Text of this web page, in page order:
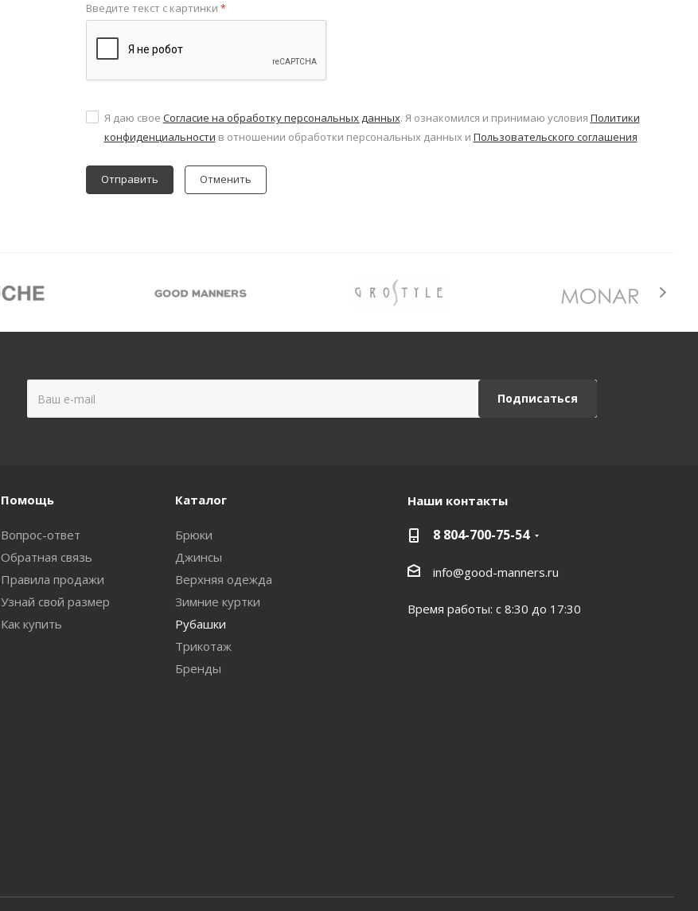
Введите текст с картинки *
Я даю свое Согласие на обработку персональных данных. Я ознакомился и принимаю условия Политики
конфиденциальности в отношении обработки персональных данных и Пользовательского соглашения
Отменить
Помощь
Вопрос-ответ
Обратная связь
Правила продажи
Узнай свой размер
Как купить
Каталог
Брюки
Джинсы
Верхняя одежда
Зимние куртки
Рубашки
Трикотаж
Бренды
Наши контакты
8 804-700-75-54
info@good-manners.ru
Время работы: с 8:30 до 17:30